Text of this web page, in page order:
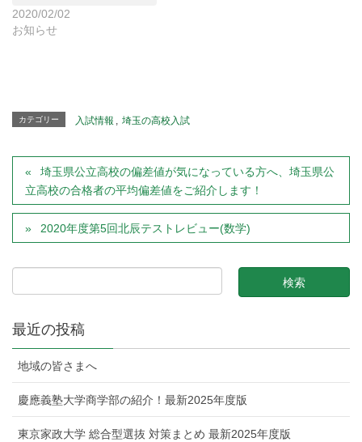
2020/02/02
お知らせ
カテゴリー 入試情報 , 埼玉の高校入試
埼玉県公立高校の偏差値が気になっている方へ、埼玉県公
立高校の合格者の平均偏差値をご紹介します！
2020年度第5回北辰テストレビュー(数学)
最近の投稿
地域の皆さまへ
慶應義塾大学商学部の紹介！最新2025年度版
東京家政大学 総合型選抜 対策まとめ 最新2025年度版